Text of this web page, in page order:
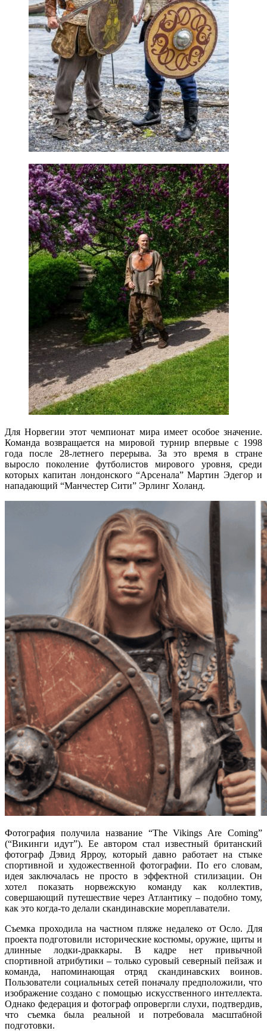
Для Норвегии этот чемпионат мира имеет особое значение.
Команда возвращается на мировой турнир впервые с 1998
года после 28-летнего перерыва. За это время в стране
выросло поколение футболистов мирового уровня, среди
которых капитан лондонского “Арсенала” Мартин Эдегор и
нападающий “Манчестер Сити” Эрлинг Холанд.
Фотография получила название “The Vikings Are Coming”
(“Викинги идут”). Ее автором стал известный британский
фотограф Дэвид Ярроу, который давно работает на стыке
спортивной и художественной фотографии. По его словам,
идея заключалась не просто в эффектной стилизации. Он
хотел показать норвежскую команду как коллектив,
совершающий путешествие через Атлантику – подобно тому,
как это когда-то делали скандинавские мореплаватели.
Съемка проходила на частном пляже недалеко от Осло. Для
проекта подготовили исторические костюмы, оружие, щиты и
длинные лодки-драккары. В кадре нет привычной
спортивной атрибутики – только суровый северный пейзаж и
команда, напоминающая отряд скандинавских воинов.
Пользователи социальных сетей поначалу предположили, что
изображение создано с помощью искусственного интеллекта.
Однако федерация и фотограф опровергли слухи, подтвердив,
что съемка была реальной и потребовала масштабной
подготовки.